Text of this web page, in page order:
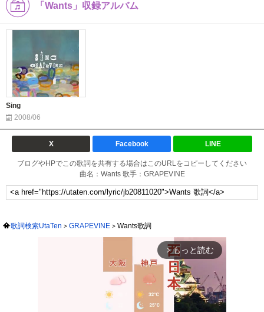
「Wants」収録アルバム
Sing
2008/06
X Facebook LINE
ブログやHPでこの歌詞を共有する場合はこのURLをコピーしてください
曲名：Wants 歌手：GRAPEVINE
歌詞検索UtaTen GRAPEVINE Wants歌詞
arrow_forward_ios もっと読む